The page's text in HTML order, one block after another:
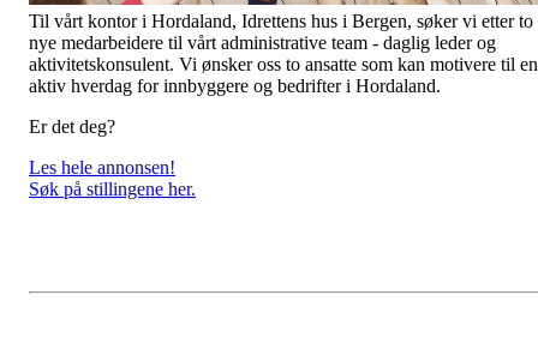
Til vårt kontor i Hordaland, Idrettens hus i Bergen, søker vi etter to
nye medarbeidere til vårt administrative team - daglig leder og
aktivitetskonsulent. Vi ønsker oss to ansatte som kan motivere til en
aktiv hverdag for innbyggere og bedrifter i Hordaland.
Er det deg?
Les hele annonsen!
Søk på stillingene her.